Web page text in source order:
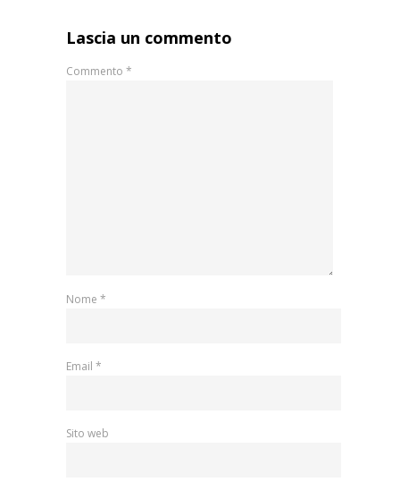
Lascia un commento
Commento *
Nome *
Email *
Sito web